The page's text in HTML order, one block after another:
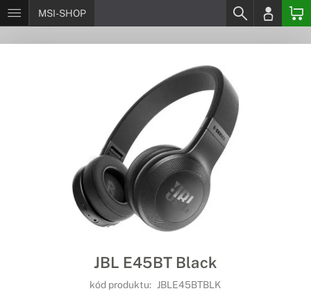
MSI-SHOP
JBL E45BT Black
kód produktu: JBLE45BTBLK